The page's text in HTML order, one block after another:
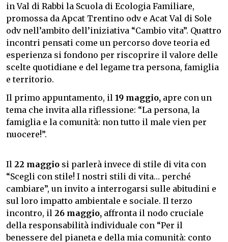
in Val di Rabbi la Scuola di Ecologia Familiare,
promossa da Apcat Trentino odv e Acat Val di Sole
odv nell’ambito dell’iniziativa “Cambio vita”. Quattro
incontri pensati come un percorso dove teoria ed
esperienza si fondono per riscoprire il valore delle
scelte quotidiane e del legame tra persona, famiglia
e territorio.
Il primo appuntamento, il 19 maggio, apre con un
tema che invita alla riflessione: “La persona, la
famiglia e la comunità: non tutto il male vien per
nuocere!”.
Il 22 maggio si parlerà invece di stile di vita con
“Scegli con stile! I nostri stili di vita… perché
cambiare”, un invito a interrogarsi sulle abitudini e
sul loro impatto ambientale e sociale. Il terzo
incontro, il 26 maggio, affronta il nodo cruciale
della responsabilità individuale con “Per il
benessere del pianeta e della mia comunità: conto